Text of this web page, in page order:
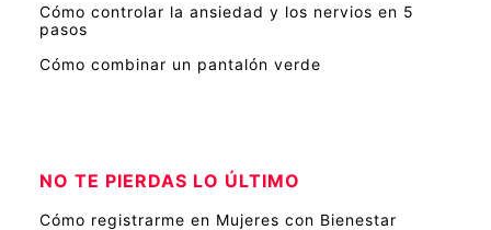
Cómo controlar la ansiedad y los nervios en 5
pasos
Cómo combinar un pantalón verde
NO TE PIERDAS LO ÚLTIMO
Cómo registrarme en Mujeres con Bienestar